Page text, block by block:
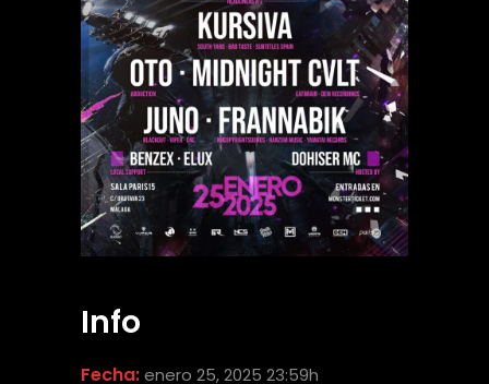
Info
Fecha:enero 25, 2025 23:59h